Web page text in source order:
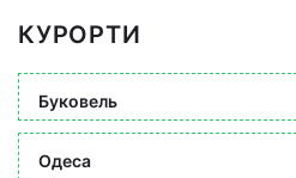
КУРОРТИ
Буковель
Одеса